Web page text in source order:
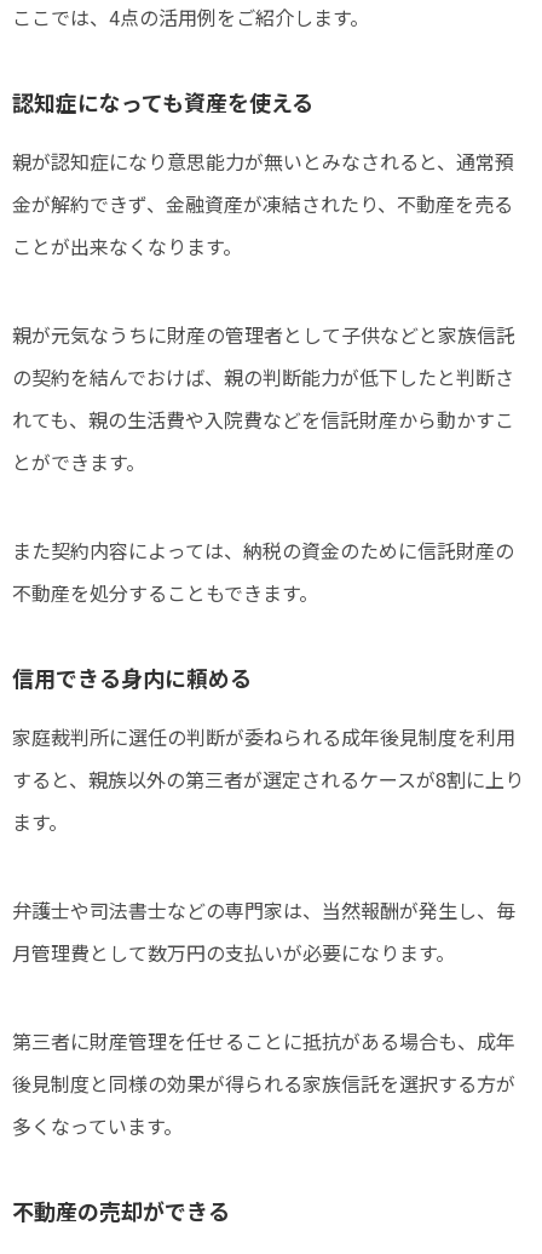
ここでは、4点の活用例をご紹介します。
認知症になっても資産を使える
親が認知症になり意思能力が無いとみなされると、通常預
金が解約できず、金融資産が凍結されたり、不動産を売る
ことが出来なくなります。
親が元気なうちに財産の管理者として子供などと家族信託
の契約を結んでおけば、親の判断能力が低下したと判断さ
れても、親の生活費や入院費などを信託財産から動かすこ
とができます。
また契約内容によっては、納税の資金のために信託財産の
不動産を処分することもできます。
信用できる身内に頼める
家庭裁判所に選任の判断が委ねられる成年後見制度を利用
すると、親族以外の第三者が選定されるケースが8割に上り
ます。
弁護士や司法書士などの専門家は、当然報酬が発生し、毎
月管理費として数万円の支払いが必要になります。
第三者に財産管理を任せることに抵抗がある場合も、成年
後見制度と同様の効果が得られる家族信託を選択する方が
多くなっています。
不動産の売却ができる